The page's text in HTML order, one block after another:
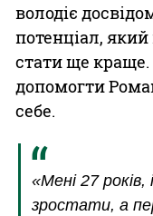
володіє
потенціал,
стати ще
допомогти
себе.
«Мені 27
зростати, а